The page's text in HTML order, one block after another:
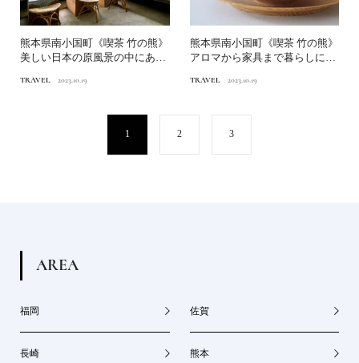
熊本県南小国町《喫茶 竹の熊》
美しい日本の原風景の中にある
TRAVEL 2023.10.19
熊本県南小国町《喫茶 竹の熊》
アロマから家具まで暮らしに取
TRAVEL 2023.10.19
1 2 3
AREA
福岡 佐賀
長崎 熊本